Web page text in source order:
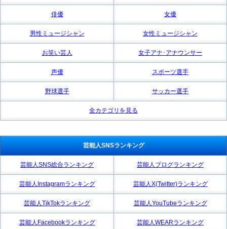
俳優 女優
男性ミュージシャン 女性ミュージシャン
お笑い芸人 女子アナ･アナウンサー
声優 スポーツ選手
野球選手 サッカー選手
全カテゴリを見る
芸能人SNSランキング
芸能人SNS総合ランキング 芸能人ブログランキング
芸能人Instagramランキング 芸能人X(Twitter)ランキング
芸能人TikTokランキング 芸能人YouTubeランキング
芸能人Facebookランキング 芸能人WEARランキング